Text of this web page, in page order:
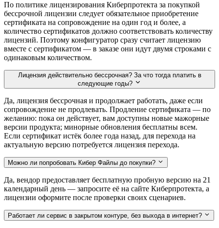
По политике лицензирования Киберпротекта за покупкой
бессрочной лицензии следует обязательное приобретение
сертификата на сопровождение на один год и более, а
количество сертификатов должно соответствовать количеству
лицензий. Поэтому конфигуратор сразу считает лицензию
вместе с сертификатом — в заказе они идут двумя строками с
одинаковым количеством.
Лицензия действительно бессрочная? За что тогда платить в
следующие годы?
Да, лицензия бессрочная и продолжает работать, даже если
сопровождение не продлевать. Продление сертификата — по
желанию: пока он действует, вам доступны новые мажорные
версии продукта; минорные обновления бесплатны всем.
Если сертификат истёк более года назад, для перехода на
актуальную версию потребуется лицензия перехода.
Можно ли попробовать Кибер Файлы до покупки?
Да, вендор предоставляет бесплатную пробную версию на 21
календарный день — запросите её на сайте Киберпротекта, а
лицензии оформите после проверки своих сценариев.
Работает ли сервис в закрытом контуре, без выхода в интернет?